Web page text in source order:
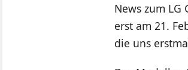
News zum
erst am 21.
die uns